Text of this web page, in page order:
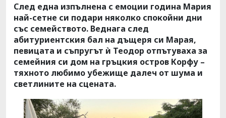
След една изпълнена с емоции година Мария
най-сетне си подари няколко спокойни дни
със семейството. Веднага след
абитуриентския бал на дъщеря си Марая,
певицата и съпругът ѝ Теодор отпътуваха за
семейния си дом на гръцкия остров Корфу –
тяхното любимо убежище далеч от шума и
светлините на сцената.